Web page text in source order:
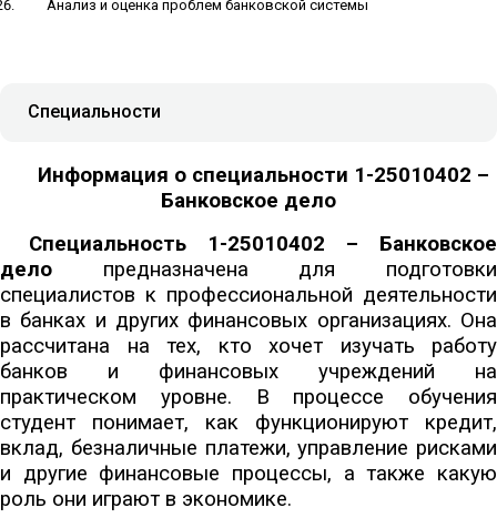
Анализ и оценка проблем банковской системы
Специальности
Информация о специальности 1-25010402 –
Банковское дело
Специальность 1-25010402 – Банковское
дело предназначена для подготовки
специалистов к профессиональной деятельности
в банках и других финансовых организациях. Она
рассчитана на тех, кто хочет изучать работу
банков и финансовых учреждений на
практическом уровне. В процессе обучения
студент понимает, как функционируют кредит,
вклад, безналичные платежи, управление рисками
и другие финансовые процессы, а также какую
роль они играют в экономике.